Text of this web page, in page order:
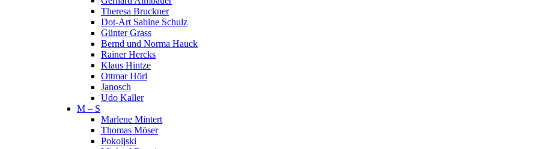
Theresa Bruckner
Dot-Art Sabine Schulz
Günter Grass
Bernd und Norma Hauck
Rainer Hercks
Klaus Hintze
Ottmar Hörl
Janosch
Udo Kaller
M – S
Marlene Mintert
Thomas Möser
Pokoijski